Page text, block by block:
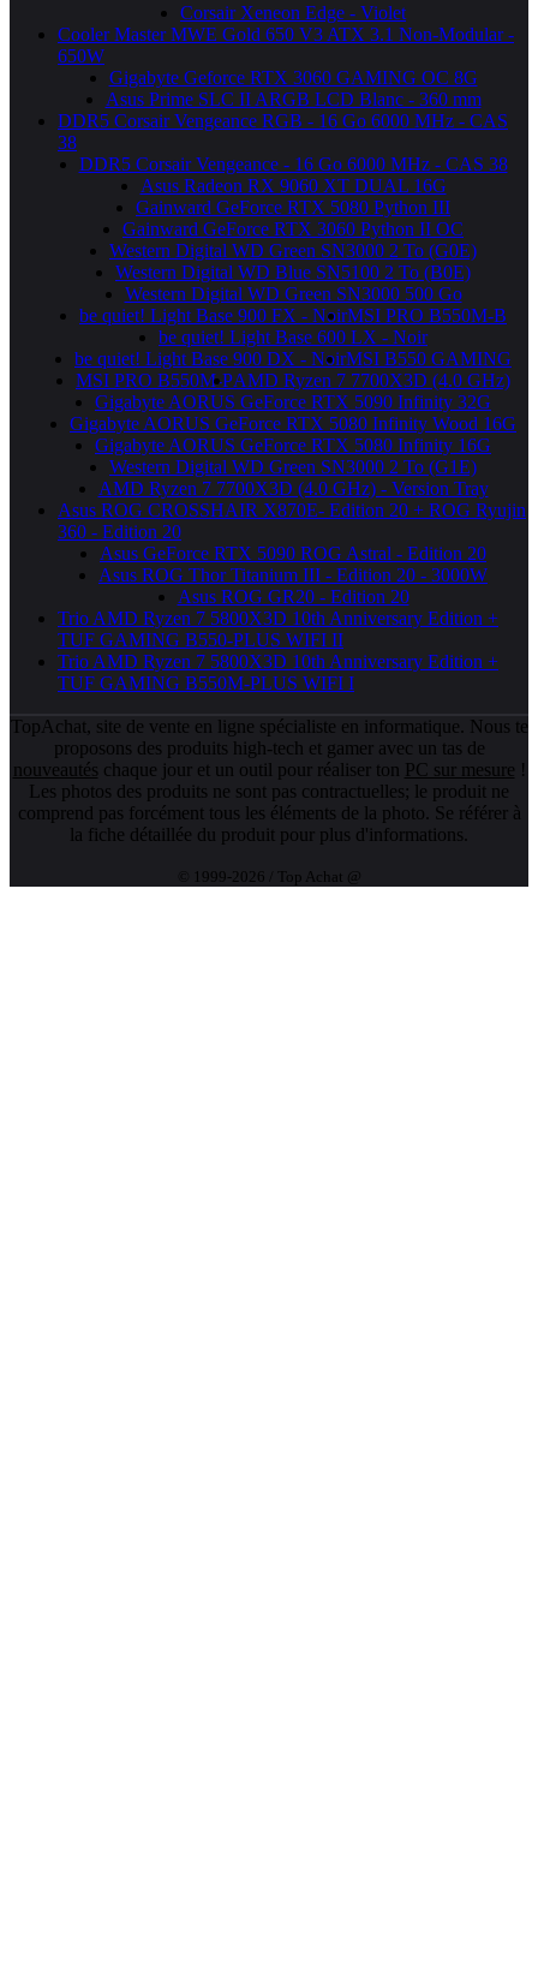
Corsair Xeneon Edge - Violet
Cooler Master MWE Gold 650 V3 ATX 3.1 Non-Modular -
650W
Gigabyte Geforce RTX 3060 GAMING OC 8G
Asus Prime SLC II ARGB LCD Blanc - 360 mm
DDR5 Corsair Vengeance RGB - 16 Go 6000 MHz - CAS
38
DDR5 Corsair Vengeance - 16 Go 6000 MHz - CAS 38
Asus Radeon RX 9060 XT DUAL 16G
Gainward GeForce RTX 5080 Python III
Gainward GeForce RTX 3060 Python II OC
Western Digital WD Green SN3000 2 To (G0E)
Western Digital WD Blue SN5100 2 To (B0E)
Western Digital WD Green SN3000 500 Go
be quiet! Light Base 900 FX - NoirMSI PRO B550M-B
be quiet! Light Base 600 LX - Noir
be quiet! Light Base 900 DX - NoirMSI B550 GAMING
MSI PRO B550M-PAMD Ryzen 7 7700X3D (4.0 GHz)
Gigabyte AORUS GeForce RTX 5090 Infinity 32G
Gigabyte AORUS GeForce RTX 5080 Infinity Wood 16G
Gigabyte AORUS GeForce RTX 5080 Infinity 16G
Western Digital WD Green SN3000 2 To (G1E)
AMD Ryzen 7 7700X3D (4.0 GHz) - Version Tray
Asus ROG CROSSHAIR X870E- Edition 20 + ROG Ryujin
360 - Edition 20
Asus GeForce RTX 5090 ROG Astral - Edition 20
Asus ROG Thor Titanium III - Edition 20 - 3000W
Asus ROG GR20 - Edition 20
Trio AMD Ryzen 7 5800X3D 10th Anniversary Edition +
TUF GAMING B550-PLUS WIFI II
Trio AMD Ryzen 7 5800X3D 10th Anniversary Edition +
TUF GAMING B550M-PLUS WIFI I
TopAchat, site de vente en ligne spécialiste en informatique. Nous te
proposons des produits high-tech et gamer avec un tas de
nouveautés chaque jour et un outil pour réaliser ton PC sur mesure !
Les photos des produits ne sont pas contractuelles; le produit ne
comprend pas forcément tous les éléments de la photo. Se référer à
la fiche détaillée du produit pour plus d'informations.
© 1999-2026 / Top Achat @